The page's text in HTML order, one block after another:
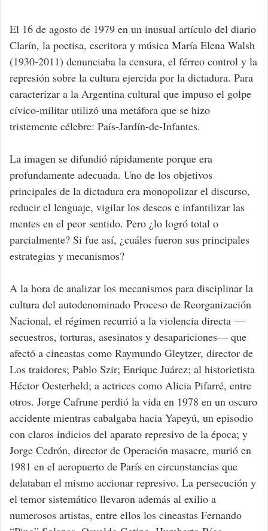
El 16 de agosto de 1979 en un inusual artículo del diario
Clarín, la poetisa, escritora y música María Elena Walsh
(1930-2011) denunciaba la censura, el férreo control y la
represión sobre la cultura ejercida por la dictadura. Para
caracterizar a la Argentina cultural que impuso el golpe
cívico-militar utilizó una metáfora que se hizo
tristemente célebre: País-Jardín-de-Infantes.
La imagen se difundió rápidamente porque era
profundamente adecuada. Uno de los objetivos
principales de la dictadura era monopolizar el discurso,
reducir el lenguaje, vigilar los deseos e infantilizar las
mentes en el peor sentido. Pero ¿lo logró total o
parcialmente? Si fue así, ¿cuáles fueron sus principales
estrategias y mecanismos?
A la hora de analizar los mecanismos para disciplinar la
cultura del autodenominado Proceso de Reorganización
Nacional, el régimen recurrió a la violencia directa —
secuestros, torturas, asesinatos y desapariciones— que
afectó a cineastas como Raymundo Gleytzer, director de
Los traidores; Pablo Szir; Enrique Juárez; al historietista
Héctor Oesterheld; a actrices como Alicia Pifarré, entre
otros. Jorge Cafrune perdió la vida en 1978 en un oscuro
accidente mientras cabalgaba hacia Yapeyú, un episodio
con claros indicios del aparato represivo de la época; y
Jorge Cedrón, director de Operación masacre, murió en
1981 en el aeropuerto de París en circunstancias que
delataban el mismo accionar represivo. La persecución y
el temor sistemático llevaron además al exilio a
numerosos artistas, entre ellos los cineastas Fernando